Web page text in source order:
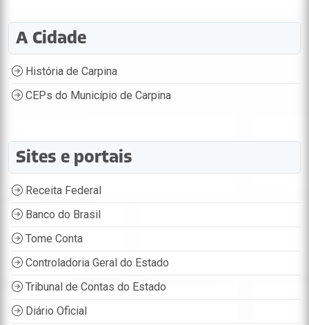
A Cidade
História de Carpina
CEPs do Município de Carpina
Sites e portais
Receita Federal
Banco do Brasil
Tome Conta
Controladoria Geral do Estado
Tribunal de Contas do Estado
Diário Oficial